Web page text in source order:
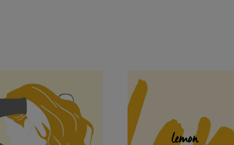
Descubrir
Jugo
de
limón
para
aclarar